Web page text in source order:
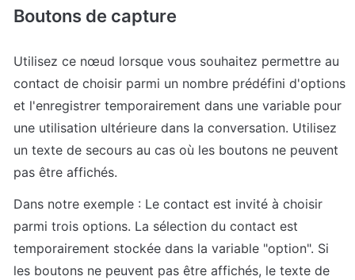
Boutons de capture
Utilisez ce nœud lorsque vous souhaitez permettre au
contact de choisir parmi un nombre prédéfini d'options
et l'enregistrer temporairement dans une variable pour
une utilisation ultérieure dans la conversation. Utilisez
un texte de secours au cas où les boutons ne peuvent
pas être affichés.
Dans notre exemple : Le contact est invité à choisir
parmi trois options. La sélection du contact est
temporairement stockée dans la variable "option". Si
les boutons ne peuvent pas être affichés, le texte de